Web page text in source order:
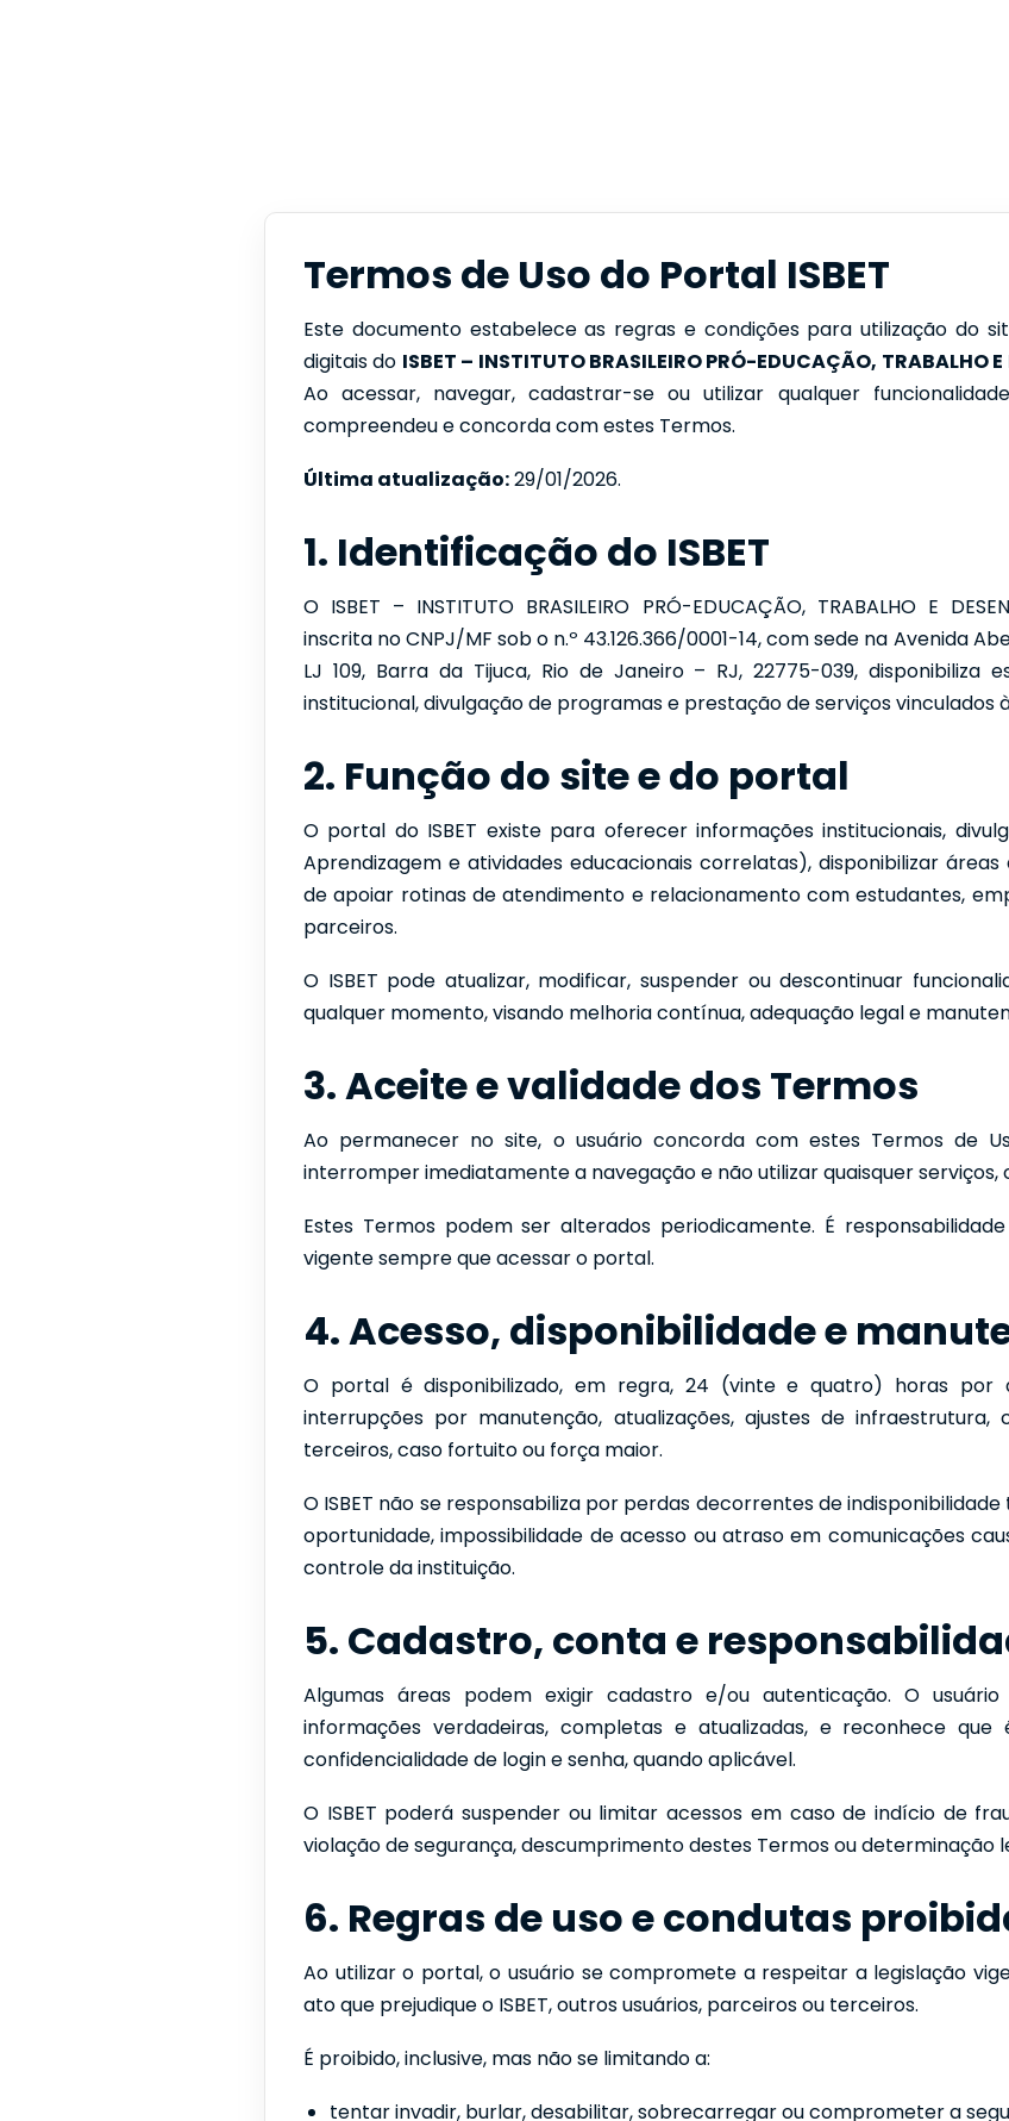
Termos de Uso do Portal ISBET
Este documento estabelece as regras e condições para utilização do
digitais do ISBET – INSTITUTO BRASILEIRO PRÓ-EDUCAÇÃO, TRABALHO
Ao acessar, navegar, cadastrar-se ou utilizar qualquer
compreendeu e concorda com estes Termos.
Última atualização:29/01/2026.
1. Identificação do ISBET
O ISBET – INSTITUTO BRASILEIRO PRÓ-EDUCAÇÃO, TRABALHO E
inscrita no CNPJ/MF sob o n.º 43.126.366/0001-14, com sede na Avenida
LJ 109, Barra da Tijuca, Rio de Janeiro – RJ, 22775-039, disponibiliza
institucional, divulgação de programas e prestação de serviços vinculados
2. Função do site e do portal
O portal do ISBET existe para oferecer informações institucionais,
Aprendizagem e atividades educacionais correlatas), disponibilizar
de apoiar rotinas de atendimento e relacionamento com estudantes,
parceiros.
O ISBET pode atualizar, modificar, suspender ou descontinuar
qualquer momento, visando melhoria contínua, adequação legal e
3. Aceite e validade dos Termos
Ao permanecer no site, o usuário concorda com estes Termos de
interromper imediatamente a navegação e não utilizar quaisquer serviços,
Estes Termos podem ser alterados periodicamente. É
vigente sempre que acessar o portal.
4. Acesso, disponibilidade e
O portal é disponibilizado, em regra, 24 (vinte e quatro) horas por
interrupções por manutenção, atualizações, ajustes de infraestrutura,
terceiros, caso fortuito ou força maior.
O ISBET não se responsabiliza por perdas decorrentes de
oportunidade, impossibilidade de acesso ou atraso em comunicações
controle da instituição.
5. Cadastro, conta e
Algumas áreas podem exigir cadastro e/ou autenticação. O
informações verdadeiras, completas e atualizadas, e reconhece
confidencialidade de login e senha, quando aplicável.
O ISBET poderá suspender ou limitar acessos em caso de indício de
violação de segurança, descumprimento destes Termos ou determinação
6. Regras de uso e condutas
Ao utilizar o portal, o usuário se compromete a respeitar a legislação
ato que prejudique o ISBET, outros usuários, parceiros ou terceiros.
É proibido, inclusive, mas não se limitando a:
tentar invadir, burlar, desabilitar, sobrecarregar ou comprometer a